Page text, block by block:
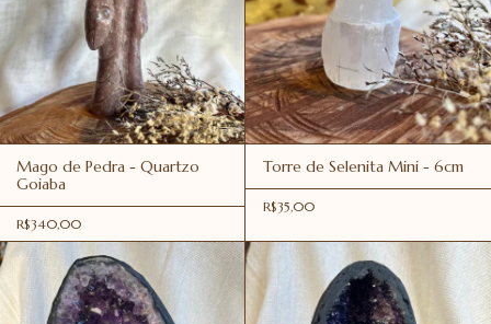
Mago de Pedra - Quartzo
Goiaba
R$340,00
Torre de Selenita Mini - 6cm
R$35,00